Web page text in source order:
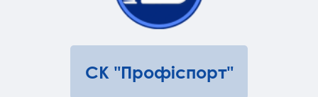
СК "Профіспорт"